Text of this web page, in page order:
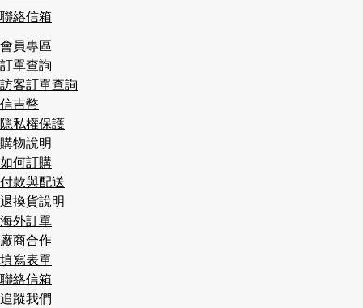
聯絡信箱
會員專區
訂單查詢
訪客訂單查詢
信吉幣
隱私權保護
購物說明
如何訂購
付款與配送
退換貨說明
海外訂單
廠商合作
填寫表單
聯絡信箱
追蹤我們